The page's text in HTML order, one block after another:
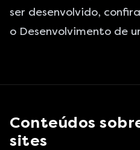
ser desenvolvido,
o Desenvolvimento de
Conteúdos
sites